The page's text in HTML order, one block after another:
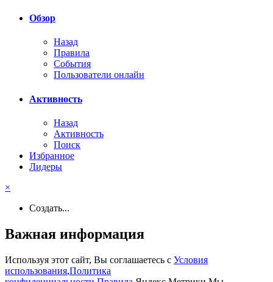
Обзор
Назад
Правила
События
Пользователи онлайн
Активность
Назад
Активность
Поиск
Избранное
Лидеры
×
Создать...
Важная информация
Используя этот сайт, Вы соглашаетесь с Условия
использования,Политика